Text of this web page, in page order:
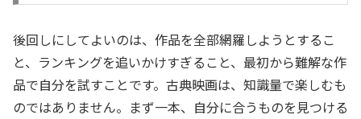
後回しにしてよいのは、作品を全部網羅しようとするこ
と、ランキングを追いかけすぎること、最初から難解な作
品で自分を試すことです。古典映画は、知識量で楽しむも
のではありません。まず一本、自分に合うものを見つける